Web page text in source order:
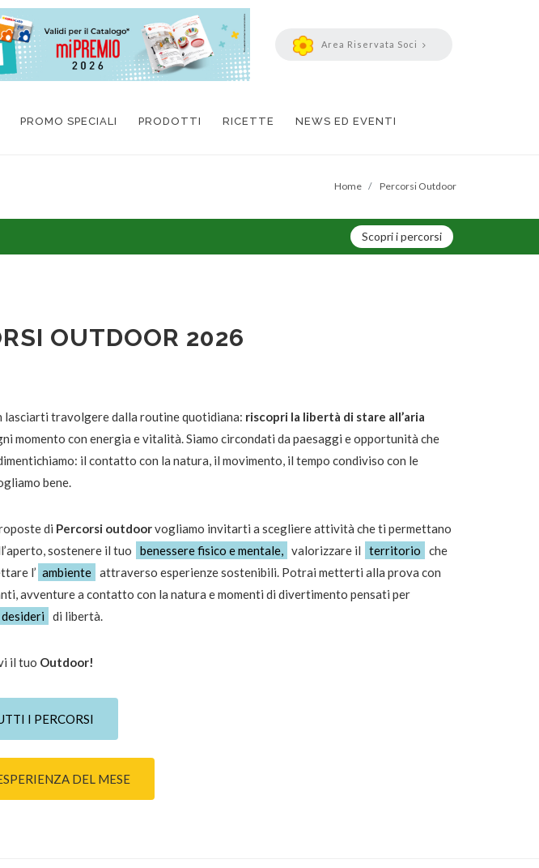
Area Riservata Soci
PROMO SPECIALI PRODOTTI RICETTE NEWS ED EVENTI
Home Percorsi Outdoor
Scopri i percorsi
OUTDOOR 2026
lasciarti travolgere dalla routine quotidiana: riscopri la libertà di stare all’aria
momento con energia e vitalità. Siamo circondati da paesaggi e opportunità che
il contatto con la natura, il movimento, il tempo condiviso con le
bene.
di Percorsi outdoorvogliamo invitarti a scegliere attività che ti permettano
sostenere il tuo
benessere fisico e mentale, valorizzare il territorio
che
l’ ambiente attraverso esperienze sostenibili. Potrai metterti alla prova con
avventure a contatto con la natura e momenti di divertimento pensati per
desideri di libertà.
il tuo Outdoor!
I PERCORSI
DEL MESE